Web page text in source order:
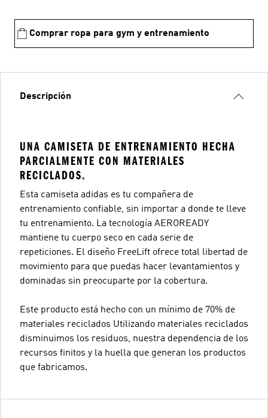
Comprar ropa para gym y entrenamiento
Descripción
UNA CAMISETA DE ENTRENAMIENTO HECHA
PARCIALMENTE CON MATERIALES
RECICLADOS.
Esta camiseta adidas es tu compañera de
entrenamiento confiable, sin importar a donde te lleve
tu entrenamiento. La tecnología AEROREADY
mantiene tu cuerpo seco en cada serie de
repeticiones. El diseño FreeLift ofrece total libertad de
movimiento para que puedas hacer levantamientos y
dominadas sin preocuparte por la cobertura.
Este producto está hecho con un mínimo de 70% de
materiales reciclados Utilizando materiales reciclados
disminuimos los residuos, nuestra dependencia de los
recursos finitos y la huella que generan los productos
que fabricamos.